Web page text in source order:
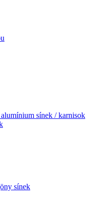
sínek / karnisok
sínek